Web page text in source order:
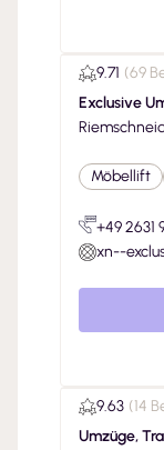
9.71 (69
Exclusive
Möbellift
+49 2631
xn--
9.63 (14
Umzüge,